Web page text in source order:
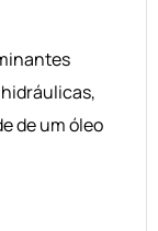
de um óleo